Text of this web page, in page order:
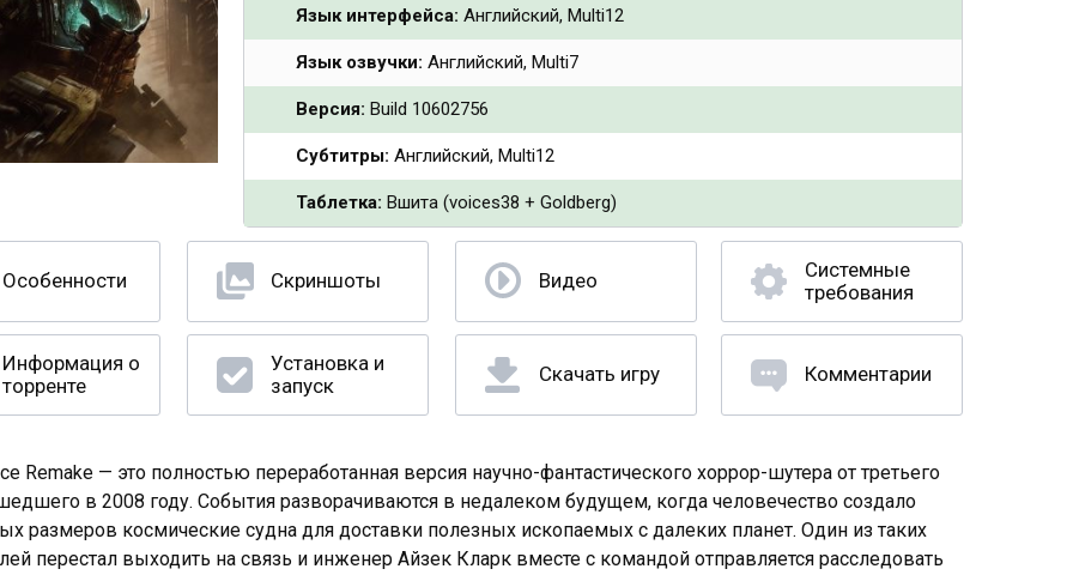
Язык интерфейса: Английский, Multi12
Язык озвучки: Английский, Multi7
Версия: Build 10602756
Субтитры: Английский, Multi12
Таблетка: Вшита (voices38 + Goldberg)
Особенности Скриншоты Видео
Системные
требования
Информация о
торренте
Установка и
запуск
Скачать игру Комментарии
Remake — это полностью переработанная версия научно-фантастического хоррор-шутера от третьего
в 2008 году. События разворачиваются в недалеком будущем, когда человечество создало
размеров космические судна для доставки полезных ископаемых с далеких планет. Один из таких
перестал выходить на связь и инженер Айзек Кларк вместе с командой отправляется расследовать